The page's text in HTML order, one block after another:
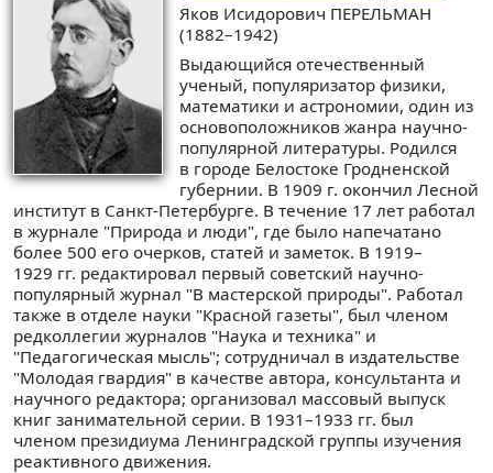
Яков Исидорович ПЕРЕЛЬМАН
(1882–1942)
Выдающийся отечественный
ученый, популяризатор физики,
математики и астрономии, один из
основоположников жанра научно-
популярной литературы. Родился
в городе Белостоке Гродненской
губернии. В 1909 г. окончил Лесной
институт в Санкт-Петербурге. В течение 17 лет работал
в журнале "Природа и люди", где было напечатано
более 500 его очерков, статей и заметок. В 1919–
1929 гг. редактировал первый советский научно-
популярный журнал "В мастерской природы". Работал
также в отделе науки "Красной газеты", был членом
редколлегии журналов "Наука и техника" и
"Педагогическая мысль"; сотрудничал в издательстве
"Молодая гвардия" в качестве автора, консультанта и
научного редактора; организовал массовый выпуск
книг занимательной серии. В 1931–1933 гг. был
членом президиума Ленинградской группы изучения
реактивного движения.